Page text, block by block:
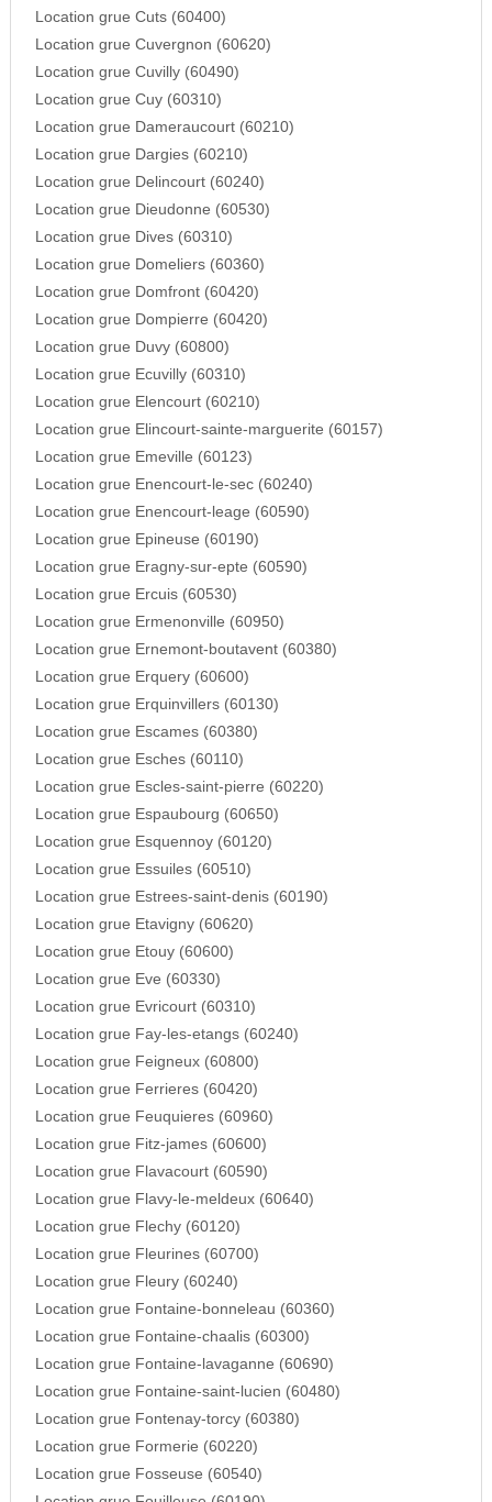
Location grue Cuts (60400)
Location grue Cuvergnon (60620)
Location grue Cuvilly (60490)
Location grue Cuy (60310)
Location grue Dameraucourt (60210)
Location grue Dargies (60210)
Location grue Delincourt (60240)
Location grue Dieudonne (60530)
Location grue Dives (60310)
Location grue Domeliers (60360)
Location grue Domfront (60420)
Location grue Dompierre (60420)
Location grue Duvy (60800)
Location grue Ecuvilly (60310)
Location grue Elencourt (60210)
Location grue Elincourt-sainte-marguerite (60157)
Location grue Emeville (60123)
Location grue Enencourt-le-sec (60240)
Location grue Enencourt-leage (60590)
Location grue Epineuse (60190)
Location grue Eragny-sur-epte (60590)
Location grue Ercuis (60530)
Location grue Ermenonville (60950)
Location grue Ernemont-boutavent (60380)
Location grue Erquery (60600)
Location grue Erquinvillers (60130)
Location grue Escames (60380)
Location grue Esches (60110)
Location grue Escles-saint-pierre (60220)
Location grue Espaubourg (60650)
Location grue Esquennoy (60120)
Location grue Essuiles (60510)
Location grue Estrees-saint-denis (60190)
Location grue Etavigny (60620)
Location grue Etouy (60600)
Location grue Eve (60330)
Location grue Evricourt (60310)
Location grue Fay-les-etangs (60240)
Location grue Feigneux (60800)
Location grue Ferrieres (60420)
Location grue Feuquieres (60960)
Location grue Fitz-james (60600)
Location grue Flavacourt (60590)
Location grue Flavy-le-meldeux (60640)
Location grue Flechy (60120)
Location grue Fleurines (60700)
Location grue Fleury (60240)
Location grue Fontaine-bonneleau (60360)
Location grue Fontaine-chaalis (60300)
Location grue Fontaine-lavaganne (60690)
Location grue Fontaine-saint-lucien (60480)
Location grue Fontenay-torcy (60380)
Location grue Formerie (60220)
Location grue Fosseuse (60540)